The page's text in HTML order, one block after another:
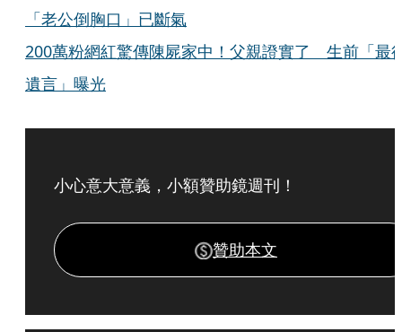
「老公倒胸口」已斷氣
200萬粉網紅驚傳陳屍家中！父親證實了 生前「最
遺言」曝光
小心意大意義，小額贊助鏡週刊！
贊助本文